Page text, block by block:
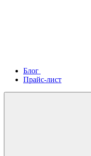
Блог
Прайс-лист